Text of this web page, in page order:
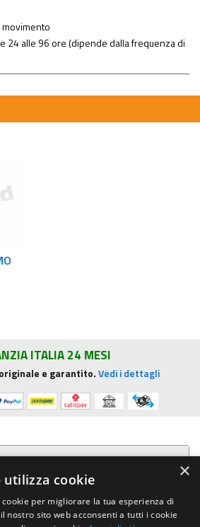
24 alle 96 ore (dipende dalla frequenza di
ITALIA 24 MESI
e garantito.Vedi i dettagli
×
utilizza cookie
per migliorare la tua esperienza di
nostro sito web acconsenti a tutti i cookie